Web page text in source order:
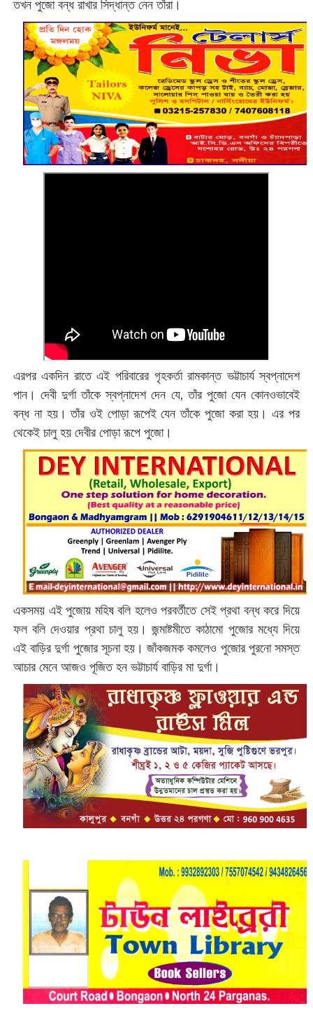
তখন পুজো বন্ধ রাখার সিদ্ধান্ত নেন তাঁরা।
এরপর একদিন রাতে এই পরিবারের গৃহকর্তা রামকান্ত ভট্টাচার্য স্বপ্নাদেশ
পান। দেবী দুর্গা তাঁকে স্বপ্নাদেশ দেন যে, তাঁর পুজো যেন কোনওভাবেই
বন্ধ না হয়। তাঁর ওই পোড়া রূপেই যেন তাঁকে পুজো করা হয়। এর পর
থেকেই চালু হয় দেবীর পোড়া রূপে পুজো।
একসময় এই পুজোয় মহিষ বলি হলেও পরবর্তীতে সেই প্রথা বন্ধ করে দিয়ে
ফল বলি দেওয়ার প্রথা চালু হয়। জন্মাষ্টমীতে কাঠামো পুজোর মধ্যে দিয়ে
এই বাড়ির দুর্গা পুজোর সূচনা হয়। জাঁকজমক কমলেও পুজোর পুরনো সমস্ত
আচার মেনে আজও পূজিত হন ভট্টাচার্য বাড়ির মা দুর্গা।